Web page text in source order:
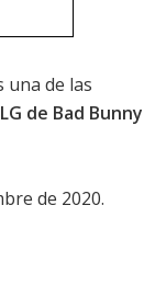
una de las
de Bad Bunny
de 2020.